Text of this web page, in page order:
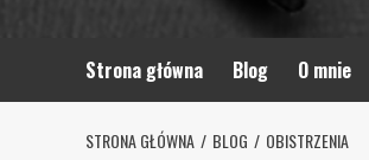
Strona główna Blog O mnie
STRONA GŁÓWNA BLOG OBISTRZENIA